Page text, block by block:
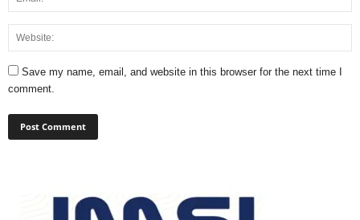
Save my name, email, and website in this browser for the next time I
comment.